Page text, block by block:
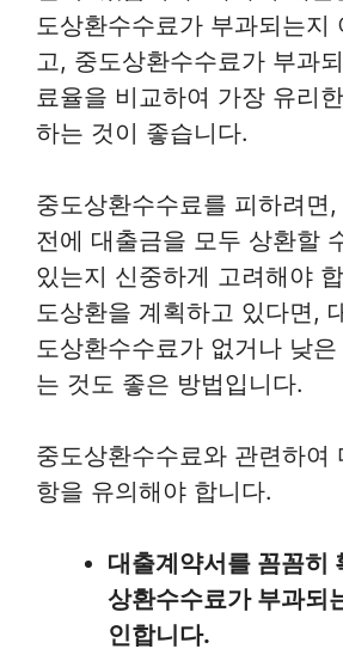
도상환수수료가 부과되는지
고, 중도상환수수료가 부과
료율을 비교하여 가장 유리
하는 것이 좋습니다.
중도상환수수료를 피하려면
전에 대출금을 모두 상환할
있는지 신중하게 고려해야
도상환을 계획하고 있다면,
도상환수수료가 없거나 낮
는 것도 좋은 방법입니다.
중도상환수수료와 관련하여
항을 유의해야 합니다.
대출계약서를 꼼꼼히
상환수수료가 부과되
인합니다.